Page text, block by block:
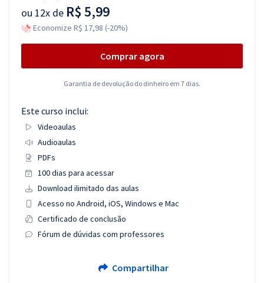
ou 12x de R$ 5,99
Economize R$ 17,98 (-20%)
Comprar agora
Garantia de devolução do dinheiro em 7 dias.
Este curso inclui:
Videoaulas
Audioaulas
PDFs
100 dias para acessar
Download ilimitado das aulas
Acesso no Android, iOS, Windows e Mac
Certificado de conclusão
Fórum de dúvidas com professores
Compartilhar